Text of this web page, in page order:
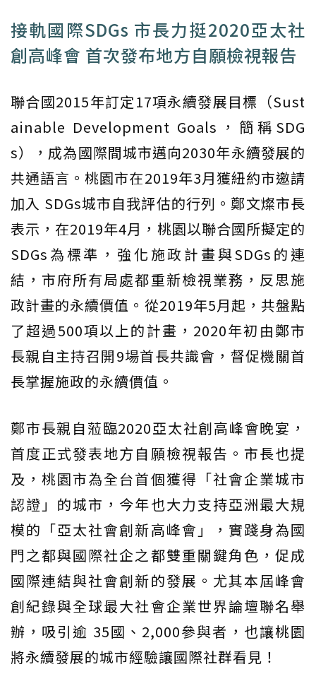
接軌國際SDGs 市長力挺2020亞太社
創高峰會 首次發布地方自願檢視報告
聯合國2015年訂定17項永續發展目標（Sust
ainable Development Goals，簡稱SDG
s），成為國際間城市邁向2030年永續發展的
共通語言。桃園市在2019年3月獲紐約市邀請
加入 SDGs城市自我評估的行列。鄭文燦市長
表示，在2019年4月，桃園以聯合國所擬定的
SDGs為標準，強化施政計畫與SDGs的連
結，市府所有局處都重新檢視業務，反思施
政計畫的永續價值。從2019年5月起，共盤點
了超過500項以上的計畫，2020年初由鄭市
長親自主持召開9場首長共識會，督促機關首
長掌握施政的永續價值。
鄭市長親自蒞臨2020亞太社創高峰會晚宴，
首度正式發表地方自願檢視報告。市長也提
及，桃園市為全台首個獲得「社會企業城市
認證」的城市，今年也大力支持亞洲最大規
模的「亞太社會創新高峰會」，實踐身為國
門之都與國際社企之都雙重關鍵角色，促成
國際連結與社會創新的發展。尤其本屆峰會
創紀錄與全球最大社會企業世界論壇聯名舉
辦，吸引逾 35國、2,000參與者，也讓桃園
將永續發展的城市經驗讓國際社群看見！